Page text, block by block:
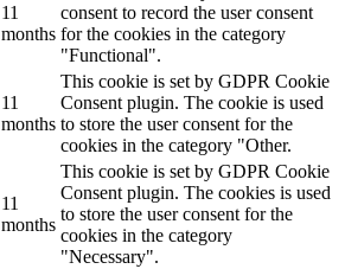
11
months
consent to record the user consent
for the cookies in the category
"Functional".
11
months
This cookie is set by GDPR Cookie
Consent plugin. The cookie is used
to store the user consent for the
cookies in the category "Other.
11
months
This cookie is set by GDPR Cookie
Consent plugin. The cookies is used
to store the user consent for the
cookies in the category
"Necessary".